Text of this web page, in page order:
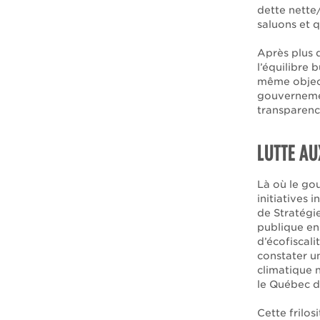
dette
saluons et
Après plus
l’équilibre
même
LUTTE
Là où le
initiatives
de
publique
constater
climatique
le Québec
Cette